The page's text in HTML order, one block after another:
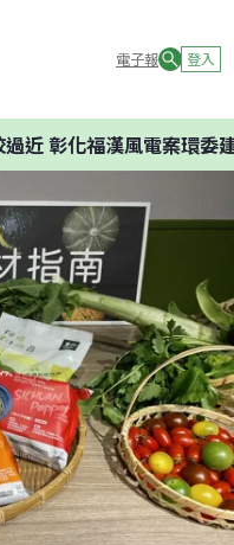
電子報 登入
福漢風電案環委建議不應